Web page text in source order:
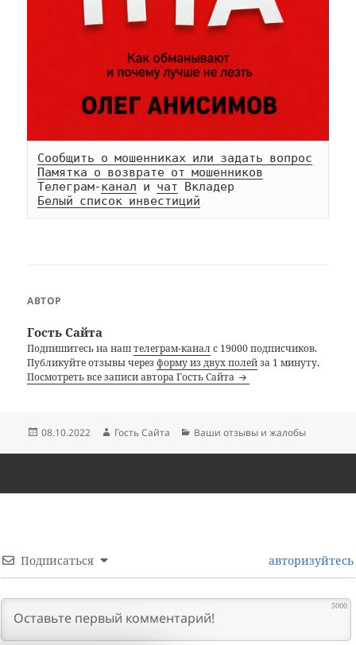
Сообщить о мошенниках или задать вопрос
Памятка о возврате от мошенников
Телеграм-канал и чат
Белый список инвестиций
АВТОР
Гость Сайта
Подпишитесь на наштелеграм-каналс 19000 подписчиков.
Публикуйте отзывы черезформу из двух полейза 1 минуту.
Посмотреть все записи автора Гость Сайта
Опубликовано
08.10.2022 Автор
Гость Сайта Рубрики
Ваши отзывы и жалобы
Подписаться авторизуйтесь
5000